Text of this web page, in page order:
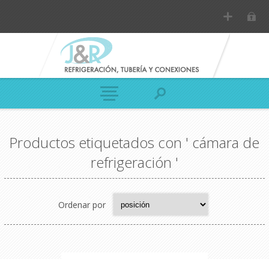
Productos etiquetados con ' cámara de
refrigeración '
Ordenar por